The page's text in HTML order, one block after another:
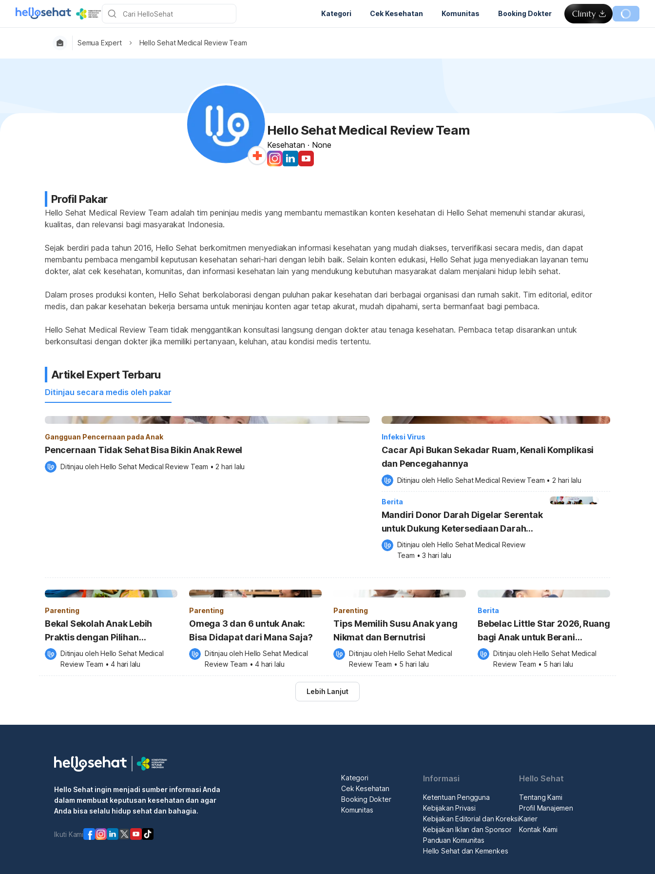
Kategori Cek Kesehatan Komunitas Booking Dokter
Semua Expert Hello Sehat Medical Review Team
Hello Sehat Medical Review Team
Kesehatan · None
Profil Pakar
Hello Sehat Medical Review Team adalah tim peninjau medis yang membantu memastikan konten kesehatan di Hello Sehat memenuhi standar akurasi,
kualitas, dan relevansi bagi masyarakat Indonesia.
Sejak berdiri pada tahun 2016, Hello Sehat berkomitmen menyediakan informasi kesehatan yang mudah diakses, terverifikasi secara medis, dan dapat
membantu pembaca mengambil keputusan kesehatan sehari-hari dengan lebih baik. Selain konten edukasi, Hello Sehat juga menyediakan layanan temu
dokter, alat cek kesehatan, komunitas, dan informasi kesehatan lain yang mendukung kebutuhan masyarakat dalam menjalani hidup lebih sehat.
Dalam proses produksi konten, Hello Sehat berkolaborasi dengan puluhan pakar kesehatan dari berbagai organisasi dan rumah sakit. Tim editorial, editor
medis, dan pakar kesehatan bekerja bersama untuk meninjau konten agar tetap akurat, mudah dipahami, serta bermanfaat bagi pembaca.
Hello Sehat Medical Review Team tidak menggantikan konsultasi langsung dengan dokter atau tenaga kesehatan. Pembaca tetap disarankan untuk
berkonsultasi dengan dokter jika memiliki pertanyaan, keluhan, atau kondisi medis tertentu.
Artikel Expert Terbaru
Ditinjau secara medis oleh pakar
Gangguan Pencernaan pada Anak
Pencernaan Tidak Sehat Bisa Bikin Anak Rewel
Ditinjau oleh Hello Sehat Medical Review Team • 2 hari lalu
Infeksi Virus
Cacar Api Bukan Sekadar Ruam, Kenali Komplikasi
dan Pencegahannya
Ditinjau oleh Hello Sehat Medical Review Team • 2 hari lalu
Berita
Mandiri Donor Darah Digelar Serentak
untuk Dukung Ketersediaan Darah
Nasional
Ditinjau oleh Hello Sehat Medical Review
Team • 3 hari lalu
Parenting
Bekal Sekolah Anak Lebih
Praktis dengan Pilihan
Minuman Bernutrisi
Ditinjau oleh Hello Sehat Medical
Review Team • 4 hari lalu
Parenting
Omega 3 dan 6 untuk Anak:
Bisa Didapat dari Mana Saja?
Ditinjau oleh Hello Sehat Medical
Review Team • 4 hari lalu
Parenting
Tips Memilih Susu Anak yang
Nikmat dan Bernutrisi
Ditinjau oleh Hello Sehat Medical
Review Team • 5 hari lalu
Berita
Bebelac Little Star 2026, Ruang
bagi Anak untuk Berani
Bersinar
Ditinjau oleh Hello Sehat Medical
Review Team • 5 hari lalu
Lebih Lanjut
Hello Sehat ingin menjadi sumber informasi Anda
dalam membuat keputusan kesehatan dan agar
Anda bisa selalu hidup sehat dan bahagia.
Ikuti Kami
Kategori
Cek Kesehatan
Booking Dokter
Komunitas
Informasi
Ketentuan Pengguna
Kebijakan Privasi
Kebijakan Editorial dan Koreksi
Kebijakan Iklan dan Sponsor
Panduan Komunitas
Hello Sehat dan Kemenkes
Hello Sehat
Tentang Kami
Profil Manajemen
Karier
Kontak Kami